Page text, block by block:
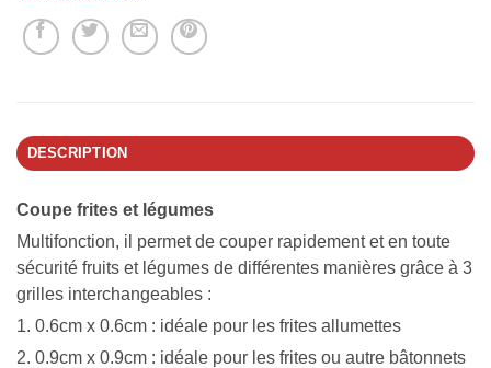
DESCRIPTION
Coupe frites et légumes
Multifonction, il permet de couper rapidement et en toute
sécurité fruits et légumes de différentes manières grâce à 3
grilles interchangeables :
1. 0.6cm x 0.6cm : idéale pour les frites allumettes
2. 0.9cm x 0.9cm : idéale pour les frites ou autre bâtonnets